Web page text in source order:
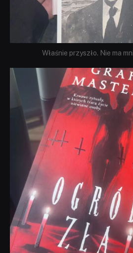
Właśnie przyszło. Nie ma
dobryhorror
Sie 23